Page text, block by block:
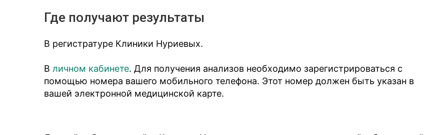
Где получают результаты
В регистратуре Клиники Нуриевых.
В личном кабинете. Для получения анализов необходимо зарегистрироваться с
помощью номера вашего мобильного телефона. Этот номер должен быть указан в
вашей электронной медицинской карте.